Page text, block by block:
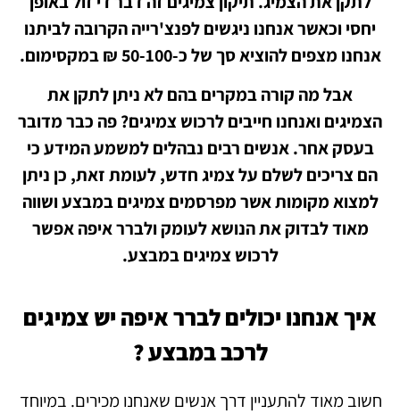
יחסי וכאשר אנחנו ניגשים לפנצ'רייה הקרובה לביתנו
אנחנו מצפים להוציא סך של כ-50-100 ₪ במקסימום.
אבל מה קורה במקרים בהם לא ניתן לתקן את
הצמיגים ואנחנו חייבים לרכוש צמיגים? פה כבר מדובר
בעסק אחר. אנשים רבים נבהלים למשמע המידע כי
הם צריכים לשלם על צמיג חדש, לעומת זאת, כן ניתן
למצוא מקומות אשר מפרסמים צמיגים במבצע ושווה
מאוד לבדוק את הנושא לעומק ולברר איפה אפשר
לרכוש צמיגים במבצע.
איך אנחנו יכולים לברר איפה יש צמיגים
לרכב במבצע ?
חשוב מאוד להתעניין דרך אנשים שאנחנו מכירים. במיוחד